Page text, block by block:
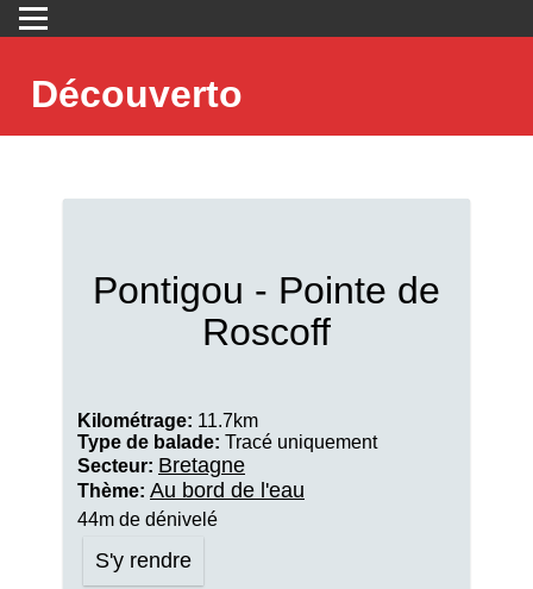
Découverto
Pontigou - Pointe de
Roscoff
Kilométrage: 11.7km
Type de balade: Tracé uniquement
Secteur: Bretagne
Thème: Au bord de l'eau
44m de dénivelé
S'y rendre